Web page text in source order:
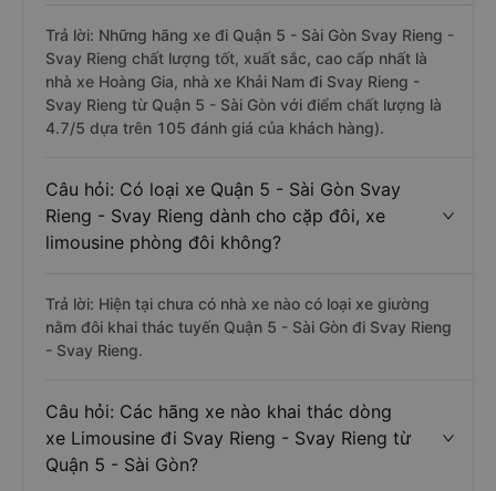
Trả lời: Những hãng xe đi Quận 5 - Sài Gòn Svay Rieng -
Svay Rieng chất lượng tốt, xuất sắc, cao cấp nhất là
nhà xe Hoàng Gia, nhà xe Khải Nam đi Svay Rieng -
Svay Rieng từ Quận 5 - Sài Gòn với điểm chất lượng là
4.7/5 dựa trên 105 đánh giá của khách hàng).
Câu hỏi: Có loại xe Quận 5 - Sài Gòn Svay
Rieng - Svay Rieng dành cho cặp đôi, xe
limousine phòng đôi không?
Trả lời: Hiện tại chưa có nhà xe nào có loại xe giường
nằm đôi khai thác tuyến Quận 5 - Sài Gòn đi Svay Rieng
- Svay Rieng.
Câu hỏi: Các hãng xe nào khai thác dòng
xe Limousine đi Svay Rieng - Svay Rieng từ
Quận 5 - Sài Gòn?